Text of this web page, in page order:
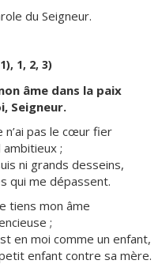
du Seigneur.
1, 2, 3)
âme dans la paix
Seigneur.
n’ai pas le cœur fier
;
ni grands desseins,
qui me dépassent.
tiens mon âme
;
en moi comme un enfant,
enfant contre sa mère.